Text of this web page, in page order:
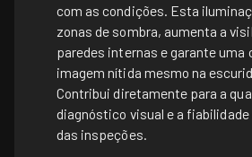
com as condições. Esta
zonas de sombra, aumenta a
paredes internas e garante uma
imagem nítida mesmo na
Contribui diretamente para a
diagnóstico visual e a
das inspeções.